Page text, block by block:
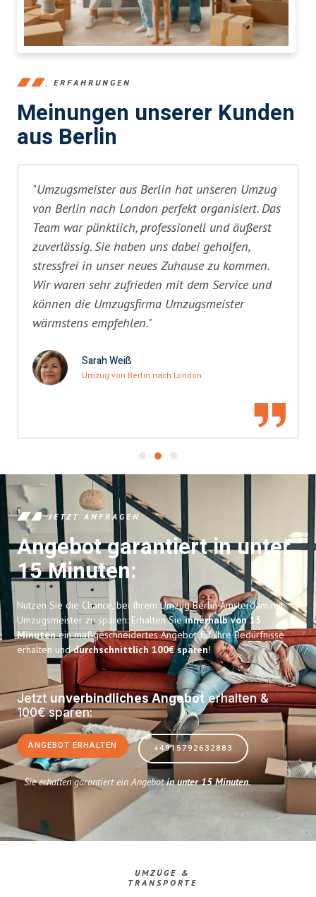
ERFAHRUNGEN
Meinungen unserer Kunden
aus Berlin
"Umzugsmeister aus Berlin hat unseren Umzug
von Berlin nach London perfekt organisiert. Das
Team war pünktlich, professionell und äußerst
zuverlässig. Sie haben uns dabei geholfen,
stressfrei in unser neues Zuhause zu kommen.
Wir waren sehr zufrieden mit dem Service und
können die Umzugsfirma Umzugsmeister
wärmstens empfehlen."
Sarah Weiß
Umzug von Berlin nach London
JETZT ANFRAGEN
Angebot garantiert in unter
15 Minuten:
Nutzen Sie die Chance, bei Ihrem Umzug Berlin Amsterdam mit
Umzugsmeister zu sparen: Erhalten Sieinnerhalb von 15
Minutenein maßgeschneidertes Angebot für Ihre Bedürfnisse
erhalten unddurchschnittlich 100€ sparen!
Jetzt unverbindliches Angeboterhalten &
100€ sparen:
ANGEBOT ERHALTEN +4915792632883
Sie erhalten garantiert ein Angebotin unter 15 Minuten.
UMZÜGE &
TRANSPORTE